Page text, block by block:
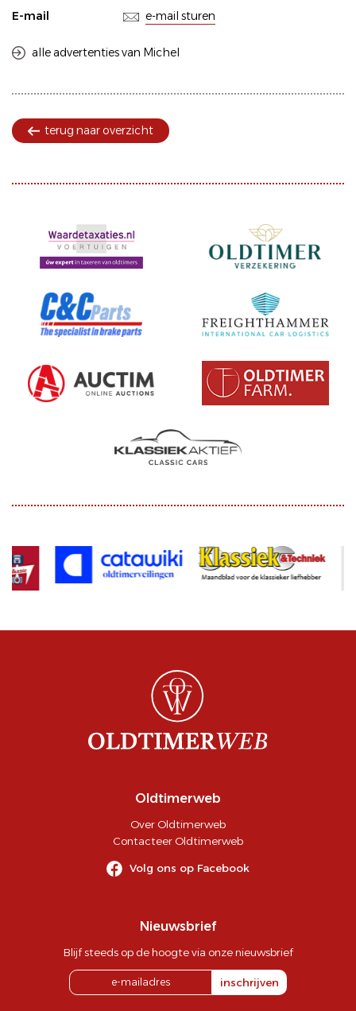
E-mail e-mail sturen
alle advertenties van Michel
terug naar overzicht
Oldtimerweb
Over Oldtimerweb
Contacteer Oldtimerweb
Volg ons op Facebook
Nieuwsbrief
Blijf steeds op de hoogte via onze nieuwsbrief
inschrijven